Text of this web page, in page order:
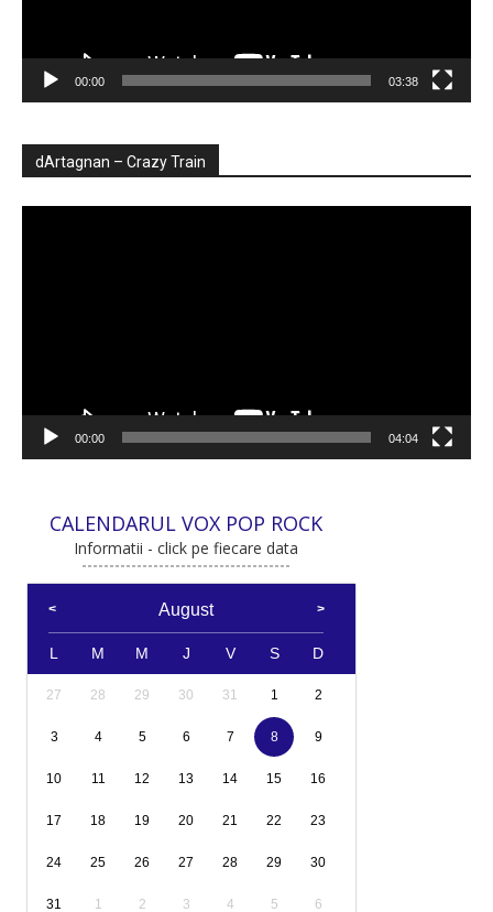
00:00 03:38
dArtagnan – Crazy Train
00:00 04:04
CALENDARUL VOX POP ROCK
Informatii - click pe fiecare data
August
L M M J V S D
27 28 29 30 31 1 2
3 4 5 6 7 8 9
10 11 12 13 14 15 16
17 18 19 20 21 22 23
24 25 26 27 28 29 30
31 1 2 3 4 5 6